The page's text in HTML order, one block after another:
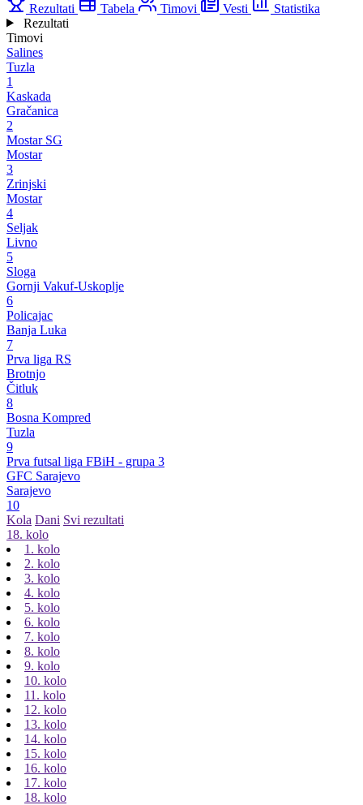
Rezultati Tabela Timovi Vesti
Statistika
Rezultati
Timovi
Salines
Tuzla
1
Kaskada
Gračanica
2
Mostar SG
Mostar
3
Zrinjski
Mostar
4
Seljak
Livno
5
Sloga
Gornji Vakuf-Uskoplje
6
Policajac
Banja Luka
7
Prva liga RS
Brotnjo
Čitluk
8
Bosna Kompred
Tuzla
9
Prva futsal liga FBiH - grupa 3
GFC Sarajevo
Sarajevo
10
Kola Dani Svi rezultati
18. kolo
1. kolo
2. kolo
3. kolo
4. kolo
5. kolo
6. kolo
7. kolo
8. kolo
9. kolo
10. kolo
11. kolo
12. kolo
13. kolo
14. kolo
15. kolo
16. kolo
17. kolo
18. kolo